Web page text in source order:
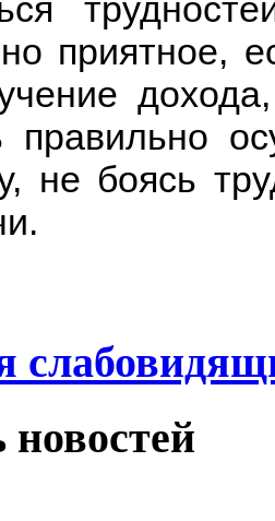
приятное,
правильно
не боясь
новостей